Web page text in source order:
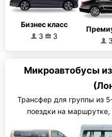
Бизнес класс
3
3
3
Микроавтобусы
Трансфер для группы из
поездки на маршрутке,